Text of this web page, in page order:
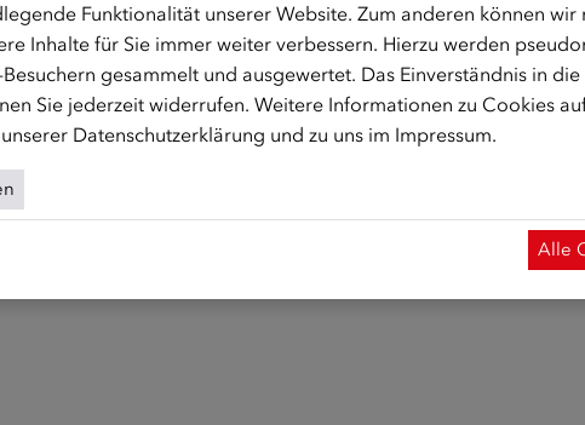
Absolventen österreichischer Universitäten und
oder Dissertation muss sich mit einem der angeführten
das
eine
Funktionalität unserer Website. Zum anderen können wir
Inhalte für Sie immer weiter verbessern. Hierzu werden
gesammelt und ausgewertet. Das Einverständnis in
Sie jederzeit widerrufen. Weitere Informationen zu Cookies
Datenschutzerklärung und zu uns im Impressum.
Alle